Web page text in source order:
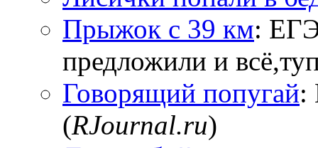
Прыжок с 39 км:
предложили и
Говорящий попугай:
(RJournal.ru)